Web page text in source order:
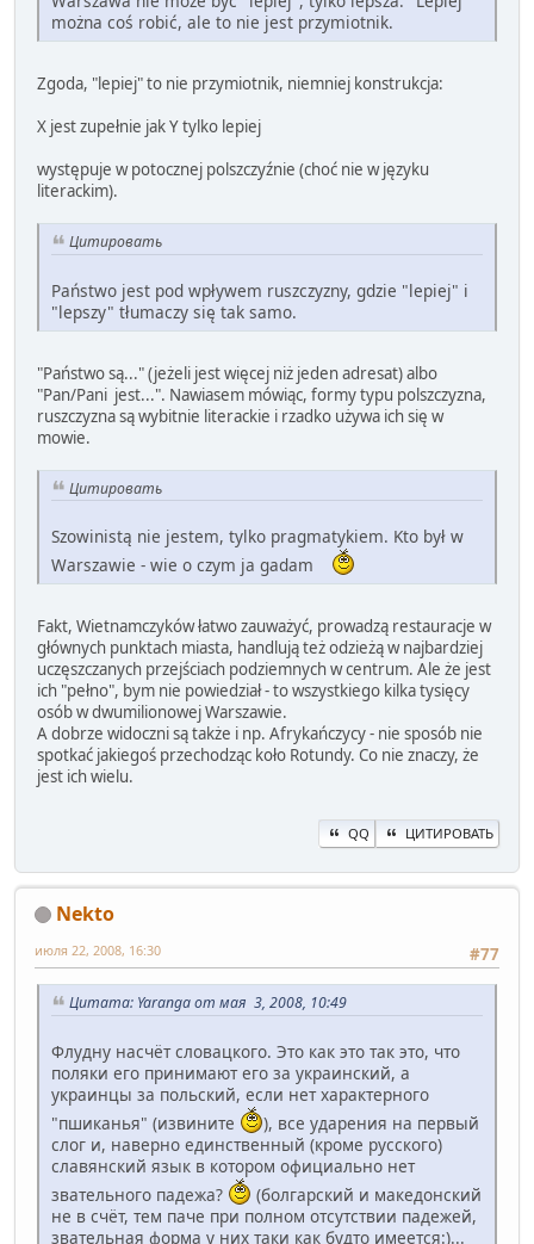
można coś robić, ale to nie jest przymiotnik.
Zgoda, "lepiej" to nie przymiotnik, niemniej konstrukcja:
X jest zupełnie jak Y tylko lepiej
występuje w potocznej polszczyźnie (choć nie w języku
literackim).
Цитировать
Państwo jest pod wpływem ruszczyzny, gdzie "lepiej" i
"lepszy" tłumaczy się tak samo.
"Państwo są..." (jeżeli jest więcej niż jeden adresat) albo
"Pan/Pani jest...". Nawiasem mówiąc, formy typu polszczyzna,
ruszczyzna są wybitnie literackie i rzadko używa ich się w
mowie.
Цитировать
Szowinistą nie jestem, tylko pragmatykiem. Kto był w
Warszawie - wie o czym ja gadam
Fakt, Wietnamczyków łatwo zauważyć, prowadzą restauracje w
głównych punktach miasta, handlują też odzieżą w najbardziej
uczęszczanych przejściach podziemnych w centrum. Ale że jest
ich "pełno", bym nie powiedział - to wszystkiego kilka tysięcy
osób w dwumilionowej Warszawie.
A dobrze widoczni są także i np. Afrykańczycy - nie sposób nie
spotkać jakiegoś przechodząc koło Rotundy. Co nie znaczy, że
jest ich wielu.
QQ ЦИТИРОВАТЬ
Nekto
#77
июля 22, 2008, 16:30
Цитата: Yaranga от мая 3, 2008, 10:49
Флудну насчёт словацкого. Это как это так это, что
поляки его принимают его за украинский, а
украинцы за польский, если нет характерного
"пшиканья" (извините
), все ударения на первый
слог и, наверно единственный (кроме русского)
славянский язык в котором официально нет
звательного падежа?
(болгарский и македонский
не в счёт, тем паче при полном отсутствии падежей,
звательная форма у них таки как будто имеется:)...